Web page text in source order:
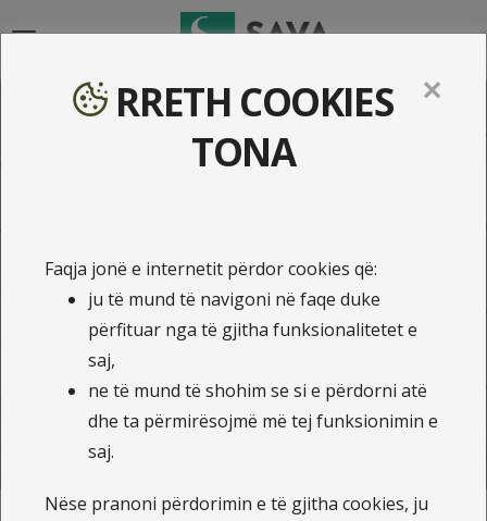
Produktet e Sigurimit të
Kalkulo ofertën dhe blej online
Planifikim Financiar
Shkollim për më të dashurit tuaj
Kujdes dhe paqe mendore
Siguri financiare për familjen tuaj
✕
RRETH COOKIES
TONA
Faqja jonë e internetit përdor cookies që:
ju të mund të navigoni në faqe duke
përfituar nga të gjitha funksionalitetet e
saj,
ne të mund të shohim se si e përdorni atë
dhe ta përmirësojmë më tej funksionimin e
saj.
Nëse pranoni përdorimin e të gjitha cookies, ju